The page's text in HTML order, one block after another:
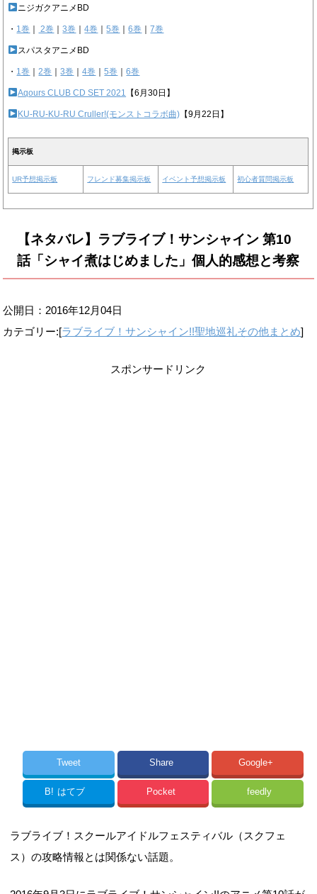
ニジガクアニメBD
・ 1巻 2巻 ｜3巻 ｜4巻 ｜5巻 ｜6巻 ｜7巻
スパスタアニメBD
・ 1巻 ｜2巻 ｜3巻 ｜4巻 ｜5巻 ｜6巻
Aqours CLUB CD SET 2021 【6月30日】
KU-RU-KU-RU Cruller!(モンストコラボ曲) 【9月22日】
掲示板
UR予想掲示板 フレンド募集掲示板 イベント予想掲示板 初心者質問掲示板
【ネタバレ】ラブライブ！サンシャイン 第10
話「シャイ煮はじめました」個人的感想と考察
公開日： 2016年12月04日
カテゴリー:[ラブライブ！サンシャイン!!聖地巡礼その他まとめ]
スポンサードリンク
Tweet Share Google+
B! はてブ Pocket feedly
ラブライブ！スクールアイドルフェスティバル（スクフェ
ス）の攻略情報とは関係ない話題。